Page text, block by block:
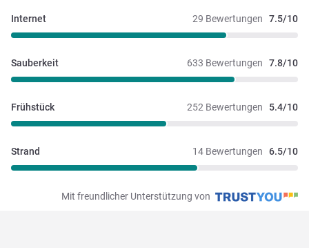
29 Bewertungen 7.5/10
Internet
633 Bewertungen 7.8/10
Sauberkeit
252 Bewertungen 5.4/10
Frühstück
14 Bewertungen 6.5/10
Strand
Mit freundlicher Unterstützung von